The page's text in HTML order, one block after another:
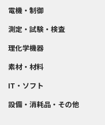
電機・制御
測定・試験・検査
理化学機器
素材・材料
IT・ソフト
設備・消耗品・その他